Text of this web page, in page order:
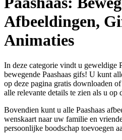
Afbeeldingen,
Animaties
In deze categorie vindt u geweldige
bewegende Paashaas gifs! U kunt
op deze pagina gratis downloaden
alle relevante details te zien als u op
Bovendien kunt u alle Paashaas
wenskaart naar uw familie en
persoonlijke boodschap toevoegen